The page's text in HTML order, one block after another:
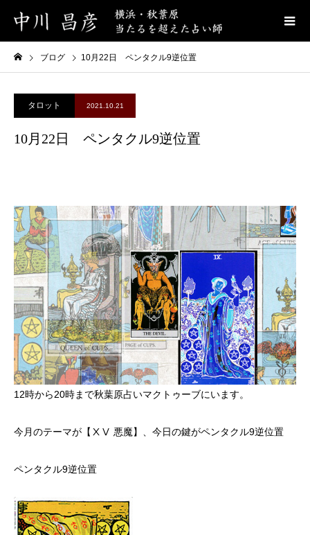
ブログ 10月22日 ペンタクル9逆位置
タロット 2021.10.21
10月22日 ペンタクル9逆位置
12時から20時まで秋葉原占いマクトゥーブにいます。
今月のテーマが【ⅩⅤ 悪魔】、今日の鍵がペンタクル9逆位置
ペンタクル9逆位置